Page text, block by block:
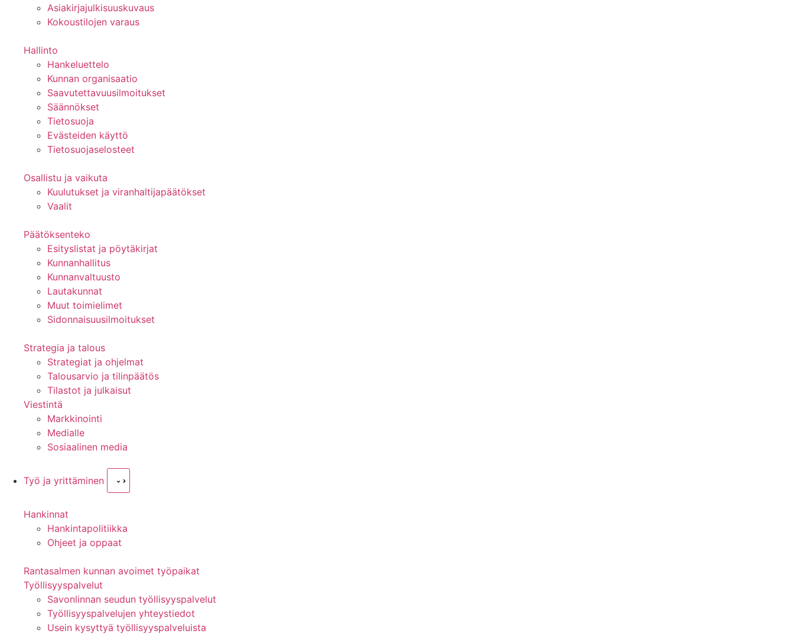
Asiakirjajulkisuuskuvaus
Kokoustilojen varaus
Hallinto
Hankeluettelo
Kunnan organisaatio
Saavutettavuusilmoitukset
Säännökset
Tietosuoja
Evästeiden käyttö
Tietosuojaselosteet
Osallistu ja vaikuta
Kuulutukset ja viranhaltijapäätökset
Vaalit
Päätöksenteko
Esityslistat ja pöytäkirjat
Kunnanhallitus
Kunnanvaltuusto
Lautakunnat
Muut toimielimet
Sidonnaisuusilmoitukset
Strategia ja talous
Strategiat ja ohjelmat
Talousarvio ja tilinpäätös
Tilastot ja julkaisut
Viestintä
Markkinointi
Medialle
Sosiaalinen media
Työ ja yrittäminen
Hankinnat
Hankintapolitiikka
Ohjeet ja oppaat
Rantasalmen kunnan avoimet työpaikat
Työllisyyspalvelut
Savonlinnan seudun työllisyyspalvelut
Työllisyyspalvelujen yhteystiedot
Usein kysyttyä työllisyyspalveluista